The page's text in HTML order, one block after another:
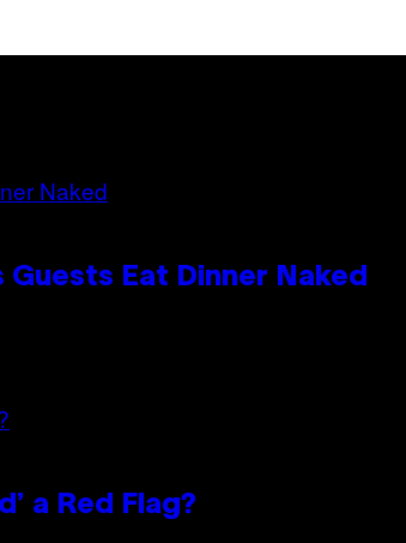
Eat Dinner Naked
a Red Flag?